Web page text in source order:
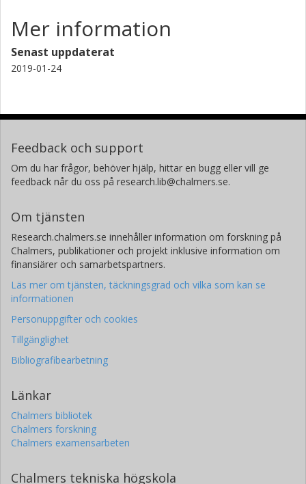
Mer information
Senast uppdaterat
2019-01-24
Feedback och support
Om du har frågor, behöver hjälp, hittar en bugg eller vill ge
feedback når du oss på research.lib@chalmers.se.
Om tjänsten
Research.chalmers.se innehåller information om forskning på
Chalmers, publikationer och projekt inklusive information om
finansiärer och samarbetspartners.
Läs mer om tjänsten, täckningsgrad och vilka som kan se
informationen
Personuppgifter och cookies
Tillgänglighet
Bibliografibearbetning
Länkar
Chalmers bibliotek
Chalmers forskning
Chalmers examensarbeten
Chalmers tekniska högskola